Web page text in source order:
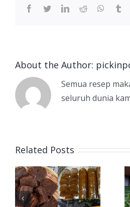
facebook
twitterlinkedinreddit
About the Author:
Semua resep
seluruh dunia
Related Posts
Asal Usul
Pecel
Makanan